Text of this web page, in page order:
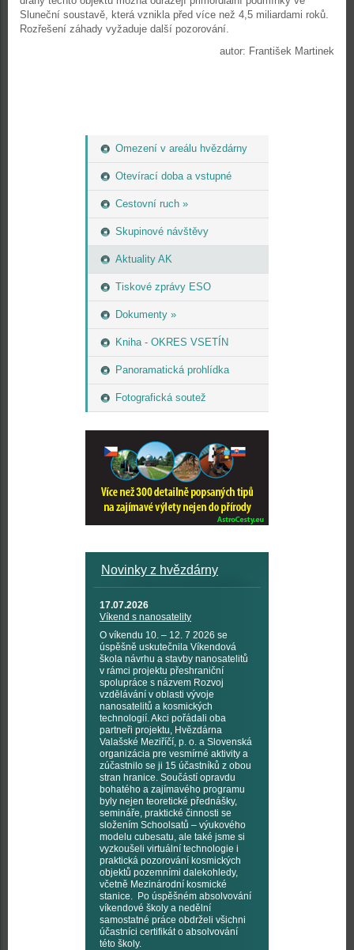
Omezení v areálu hvězdárny
Otevírací doba a vstupné
Cestovní ruch »
Skupinové návštěvy
Aktuality AK
Tiskové zprávy ESO
Dokumenty »
Kniha - OKRES VSETÍN
Panoramatická prohlídka
Fotografická soutež
Novinky z hvězdárny
17.07.2026
Víkend s nanosatelity
O víkendu 10. – 12. 7 2026 se
úspěšně uskutečnila Víkendová
škola návrhu a stavby nanosatelitů
v rámci projektu přeshraniční
spolupráce s názvem Rozvoj
vzdělávání v oblasti vývoje
nanosatelitů a kosmických
technologií. Akci pořádali oba
partneři projektu, Hvězdárna
Valašské Meziříčí, p. o. a Slovenská
organizácia pre vesmírné aktivity a
zúčastnilo se ji 15 účastníků z obou
stran hranice. Součástí opravdu
bohatého a zajímavého programu
byly nejen teoretické přednášky,
semináře, praktické činnosti se
složením Schoolsatů – výukového
modelu cubesatu, ale také jsme si
vyzkoušeli virtuální technologie i
praktická pozorování kosmických
objektů pozemními dalekohledy,
včetně Mezinárodní kosmické
stanice. Po úspěšném absolvování
víkendové školy a nedělní
samostatné práce obdrželi všichni
účastníci certifikát o absolvování
této školy.
Sluneční soustavě, která vznikla před více než 4,5 miliardami roků.
Rozřešení záhady vyžaduje další pozorování.
autor: František Martinek